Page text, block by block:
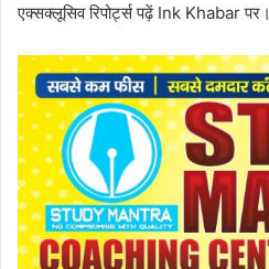
एक्सक्लूसिव रिपोर्ट्स पढ़ें Ink Khabar पर।